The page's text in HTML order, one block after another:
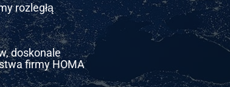
rozległą
doskonale
firmy HOMA